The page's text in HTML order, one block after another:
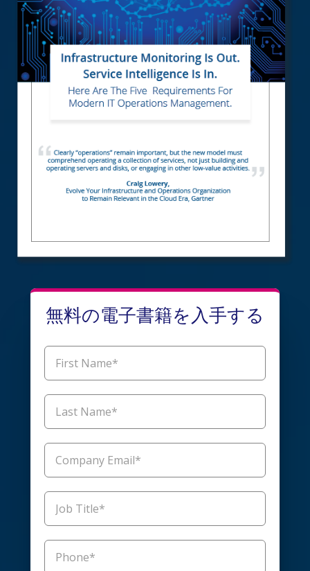
無料の電子書籍を入手する